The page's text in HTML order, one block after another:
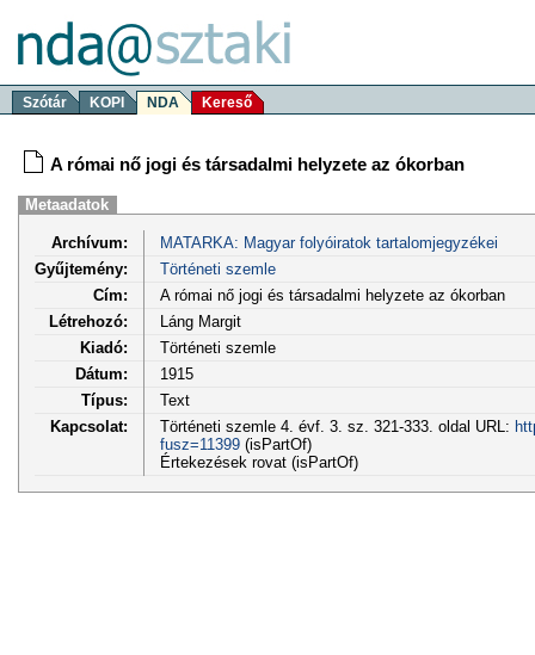
Szótár KOPI NDA Kereső
A római nő jogi és társadalmi helyzete az ókorban
Metaadatok
Archívum:
MATARKA: Magyar folyóiratok tartalomjegyzékei
Gyűjtemény:
Történeti szemle
Cím:
A római nő jogi és társadalmi helyzete az ókorban
Létrehozó:
Láng Margit
Kiadó:
Történeti szemle
Dátum:
1915
Típus:
Text
Kapcsolat:
Történeti szemle 4. évf. 3. sz. 321-333. oldal URL:
fusz=11399(isPartOf)
Értekezések rovat (isPartOf)